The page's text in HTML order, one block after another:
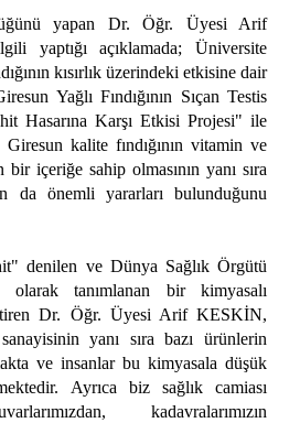
yapan Dr. Öğr. Üyesi Arif
yaptığı açıklamada; Üniversite
kısırlık üzerindeki etkisine dair
Yağlı Fındığının Sıçan Testis
Hasarına Karşı Etkisi Projesi" ile
Giresun kalite fındığının vitamin ve
bir içeriğe sahip olmasının yanı sıra
da önemli yararları bulunduğunu
denilen ve Dünya Sağlık Örgütü
olarak tanımlanan bir kimyasalı
Dr. Öğr. Üyesi Arif KESKİN,
yanı sıra bazı ürünlerin
ve insanlar bu kimyasala düşük
Ayrıca biz sağlık camiası
kadavralarımızın